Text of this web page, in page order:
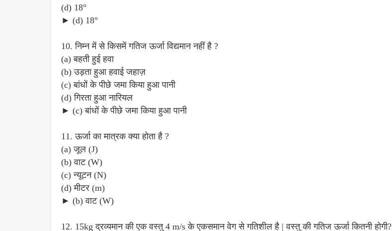
(d) 18°
► (d) 18°
10. निम्न में से किसमें गतिज ऊर्जा विद्यमान नहीं है ?
(a) बहती हुई हवा
(b) उड़ता हुआ हवाई जहाज़
(c) बांधों के पीछे जमा किया हुआ पानी
(d) गिरता हुआ नारियल
► (c) बांधों के पीछे जमा किया हुआ पानी
11. ऊर्जा का मात्रक क्या होता है ?
(a) जूल (J)
(b) वाट (W)
(c) न्यूटन (N)
(d) मीटर (m)
► (b) वाट (W)
12. 15kg द्रव्यमान की एक वस्तु 4 m/s के एकसमान वेग से गतिशील है | वस्तु की गतिज ऊर्जा कितनी होगी?